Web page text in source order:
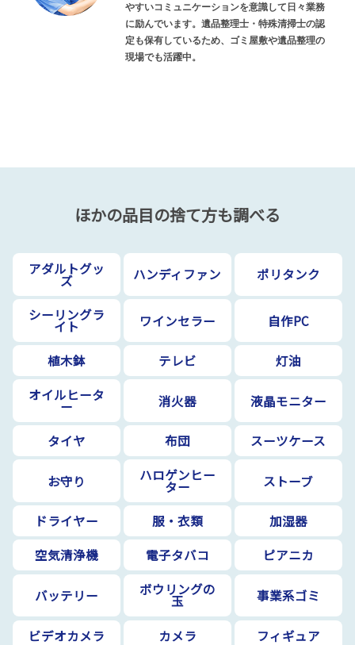
やすいコミュニケーションを意識して日々業務
に励んでいます。遺品整理士・特殊清掃士の認
定も保有しているため、ゴミ屋敷や遺品整理の
現場でも活躍中。
ほかの品目の捨て方も調べる
アダルトグッ
ズ ハンディファン ポリタンク
シーリングラ
イト ワインセラー 自作PC
植木鉢 テレビ
灯油
オイルヒータ
ー 消火器 液晶モニター
タイヤ 布団 スーツケース
お守り ハロゲンヒー
ター ストーブ
ドライヤー 服・衣類
加湿器
空気清浄機
電子タバコ ピアニカ
バッテリー ボウリングの
玉 事業系ゴミ
ビデオカメラ カメラ
フィギュア